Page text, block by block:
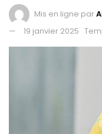
Mis en ligne par
19 janvier 2025